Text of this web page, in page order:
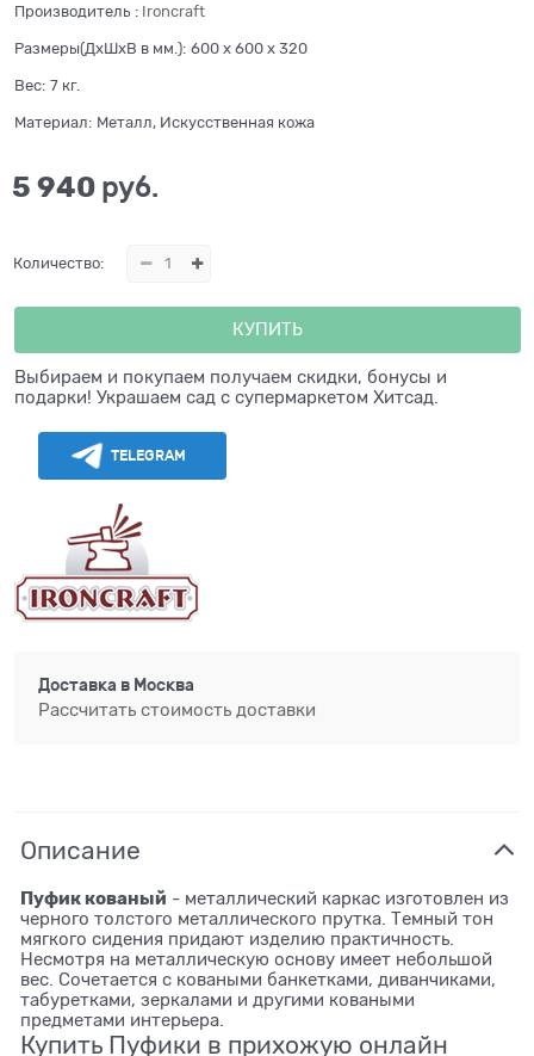
Производитель : Ironcraft
Размеры(ДхШхВ в мм.): 600 x 600 x 320
Вес: 7 кг.
Материал: Металл, Искусственная кожа
5 940 руб.
Количество:
КУПИТЬ
Выбираем и покупаем получаем скидки, бонусы и
подарки! Украшаем сад с супермаркетом Хитсад.
TELEGRAM
Доставка в Москва
Рассчитать стоимость доставки
Описание
Пуфик кованый - металлический каркас изготовлен из
черного толстого металлического прутка. Темный тон
мягкого сидения придают изделию практичность.
Несмотря на металлическую основу имеет небольшой
вес. Сочетается с коваными банкетками, диванчиками,
табуретками, зеркалами и другими коваными
предметами интерьера.
Купить Пуфики в прихожую онлайн